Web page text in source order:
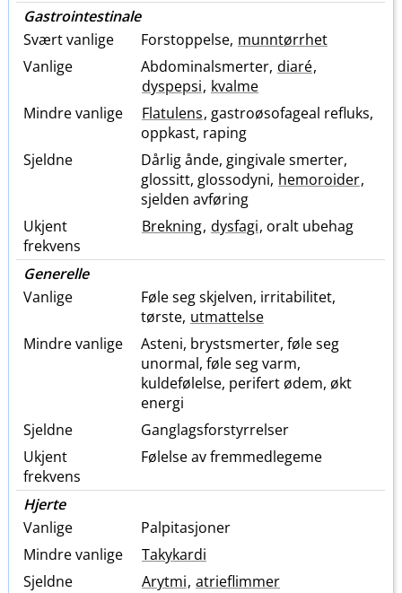
Gastrointestinale
Svært vanlige
Forstoppelse, munntørrhet
Vanlige
Abdominalsmerter, diaré,
dyspepsi, kvalme
Mindre vanlige
Flatulens, gastroøsofageal refluks,
oppkast, raping
Sjeldne
Dårlig ånde, gingivale smerter,
glossitt, glossodyni, hemoroider,
sjelden avføring
Ukjent
frekvens
Brekning, dysfagi, oralt ubehag
Generelle
Vanlige
Føle seg skjelven, irritabilitet,
tørste, utmattelse
Mindre vanlige
Asteni, brystsmerter, føle seg
unormal, føle seg varm,
kuldefølelse, perifert ødem, økt
energi
Sjeldne
Ganglagsforstyrrelser
Ukjent
frekvens
Følelse av fremmedlegeme
Hjerte
Vanlige
Palpitasjoner
Mindre vanlige
Takykardi
Sjeldne
Arytmi, atrieflimmer